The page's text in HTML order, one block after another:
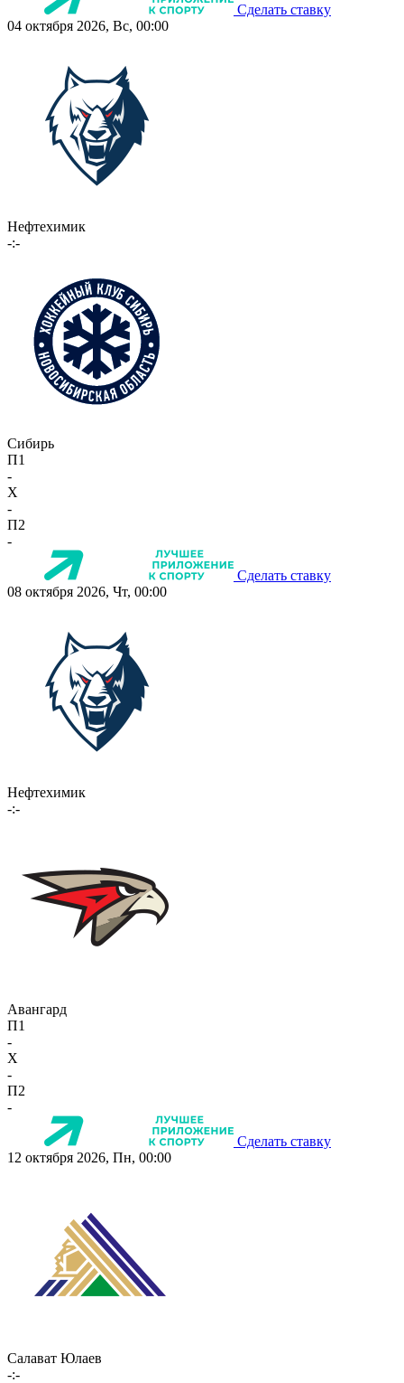
Сделать ставку
04 октября 2026, Вс, 00:00
Нефтехимик
-:-
Сибирь
П1
-
X
-
П2
-
Сделать ставку
08 октября 2026, Чт, 00:00
Нефтехимик
-:-
Авангард
П1
-
X
-
П2
-
Сделать ставку
12 октября 2026, Пн, 00:00
Салават Юлаев
-:-